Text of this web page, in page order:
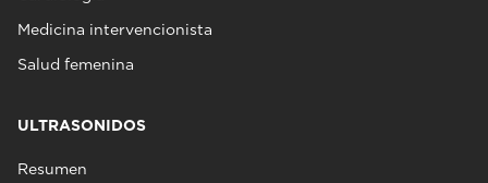
Medicina intervencionista
Salud femenina
ULTRASONIDOS
Resumen